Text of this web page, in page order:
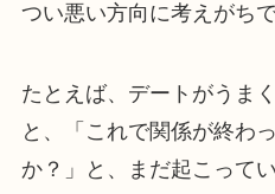
つい悪い方向に考えがちで
たとえば、デートがうま
と、「これで関係が終わ
か？」と、まだ起こって